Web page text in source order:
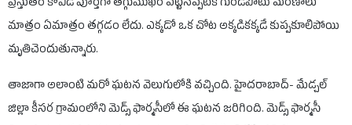
ప్రస్తుతం కొవిడ్ పూర్తిగా తగ్గుముఖం పట్టినప్పటికీ గుండెపోటు మరణాలు
మాత్రం ఏమాత్రం తగ్గడం లేదు. ఎక్కడో ఒక చోట అక్కడికక్కడే కుప్పకూలిపోయి
మృతిచెందుతున్నారు.
తాజాగా అలాంటి మరో ఘటన వెలుగులోకి వచ్చింది. హైదరాబాద్‌- మేడ్చల్
జిల్లా కీసర గ్రామంలోని మెడ్స్ ఫార్మసీలో ఈ ఘటన జరిగింది. మెడ్స్ ఫార్మసీ